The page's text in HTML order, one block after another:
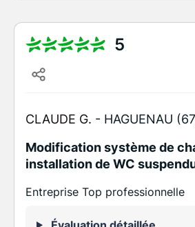
5
CLAUDE G. - HAGUENAU
Modification système de
installation de WC
Entreprise Top professionnelle